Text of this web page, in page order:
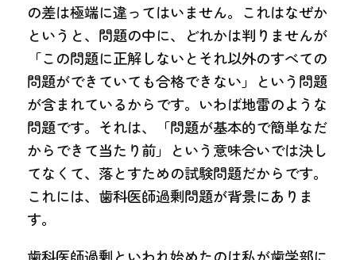
の差は極端に違ってはいません。これはなぜか
というと、問題の中に、どれかは判りませんが
「この問題に正解しないとそれ以外のすべての
問題ができていても合格できない」という問題
が含まれているからです。いわば地雷のような
問題です。それは、「問題が基本的で簡単なだ
からできて当たり前」という意味合いでは決し
てなくて、落とすための試験問題だからです。
これには、歯科医師過剰問題が背景にありま
す。